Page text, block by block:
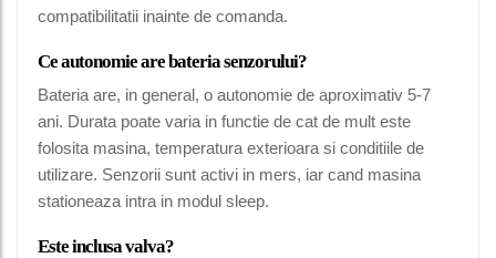
compatibilitatii inainte de comanda.
Ce autonomie are bateria senzorului?
Bateria are, in general, o autonomie de aproximativ 5-7
ani. Durata poate varia in functie de cat de mult este
folosita masina, temperatura exterioara si conditiile de
utilizare. Senzorii sunt activi in mers, iar cand masina
stationeaza intra in modul sleep.
Este inclusa valva?